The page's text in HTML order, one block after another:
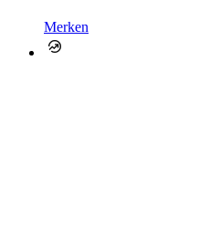
Merken